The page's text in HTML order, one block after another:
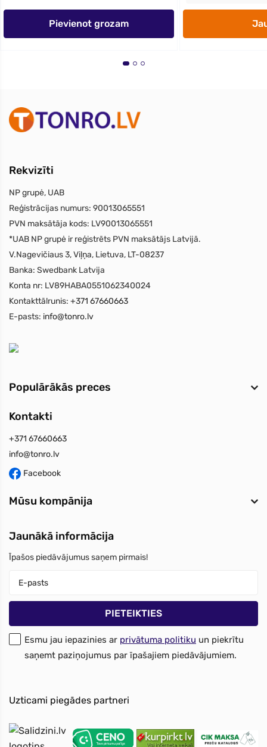
Pievienot grozam
Rekvizīti
NP grupė, UAB
Reģistrācijas numurs: 90013065551
PVN maksātāja kods: LV90013065551
*UAB NP grupė ir reģistrēts PVN maksātājs Latvijā.
V.Nagevičiaus 3, Viļņa, Lietuva, LT-08237
Banka: Swedbank Latvija
Konta nr: LV89HABA0551062340024
Kontakttālrunis: +371 67660663
E-pasts: info@tonro.lv
Populārākās preces
Kontakti
+371 67660663
info@tonro.lv
Facebook
Mūsu kompānija
Jaunākā informācija
Īpašos piedāvājumus saņem pirmais!
Esmu jau iepazinies ar privātuma politiku un piekrītu
saņemt paziņojumus par īpašajiem piedāvājumiem.
Uzticami piegādes partneri